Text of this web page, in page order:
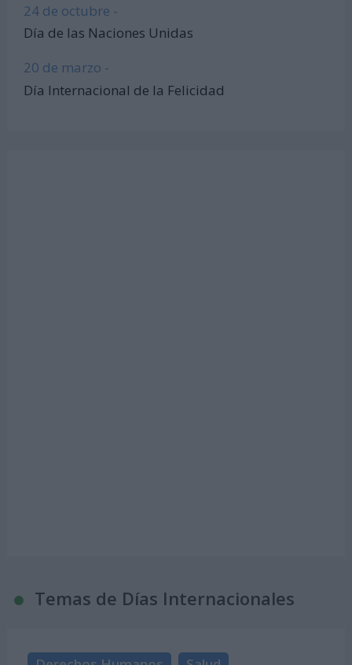
24 de octubre -
Día de las Naciones Unidas
20 de marzo -
Día Internacional de la Felicidad
Temas de Días Internacionales